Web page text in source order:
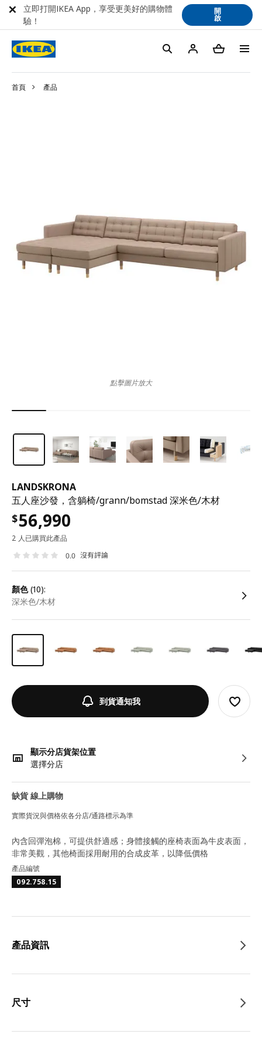
首頁 產品
LANDSKRONA
五人座沙發，含躺椅/grann/bomstad 深米色/木材
$56,990
2 人已購買此產品
0.0 沒有評論
顏色(10):
深米色/木材
到貨通知我
顯示分店貨架位置
選擇分店
缺貨 線上購物
實際貨況與價格依各分店/通路標示為準
點擊圖片放大
內含回彈泡棉，可提供舒適感；身體接觸的座椅表面為牛皮表面，
非常美觀，其他椅面採用耐用的合成皮革，以降低價格
產品編號
092.758.15
產品資訊
尺寸
立即打開IKEA App，享受更美好的購物體
驗！
開
啟